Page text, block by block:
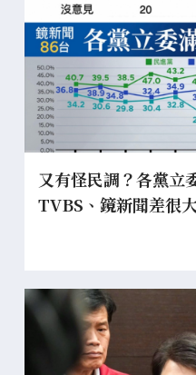
又有怪民調？各黨立
TVBS、鏡新聞差很